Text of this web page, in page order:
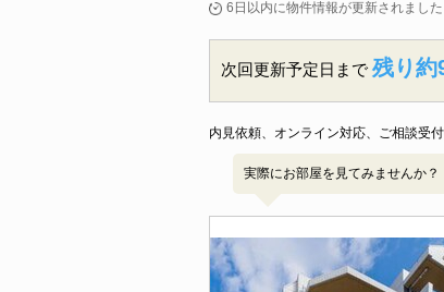
6日以内に物件情報が更新されました
次回更新予定日まで 残り約
内見依頼、オンライン対応、ご相談受付
実際にお部屋を見てみませんか？